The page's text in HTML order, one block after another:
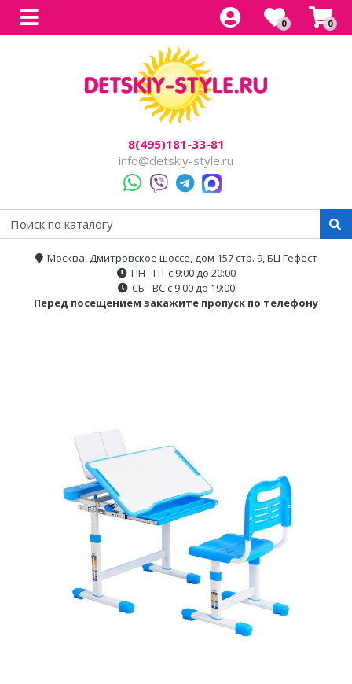
0 0
8(495)181-33-81
info@detskiy-style.ru
Москва, Дмитровское шоссе, дом 157 стр. 9, БЦ Гефест
ПН - ПТ с 9:00 до 20:00
СБ - ВС с 9:00 до 19:00
Перед посещением закажите пропуск по телефону
Багги
Мотоциклы
Для прогулок
Для бездорожья
Электроскутеры
Аксессуары
Детский электроснегокаты
Одноместные